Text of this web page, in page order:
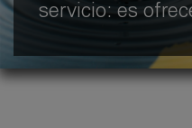
servicio: es